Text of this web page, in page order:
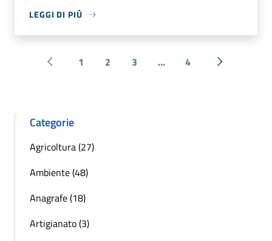
LEGGI DI PIÙ
Pagina precedente
1 2 3 ... 4 Successiva
Categorie
Agricoltura (27)
Ambiente (48)
Anagrafe (18)
Artigianato (3)